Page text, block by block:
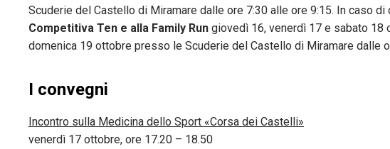
Scuderie del Castello di Miramare dalle ore 7:30 alle ore 9:15. In caso
Competitiva Ten e alla Family Run giovedì 16, venerdì 17 e sabato 18
domenica 19 ottobre presso le Scuderie del Castello di Miramare dalle
I convegni
Incontro sulla Medicina dello Sport «Corsa dei Castelli»
venerdì 17 ottobre, ore 17.20 – 18.50